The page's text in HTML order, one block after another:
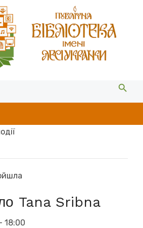
Tana Sribna
18:00